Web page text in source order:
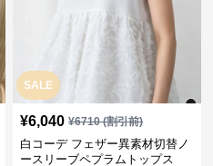
SALE
¥6,040 ¥6710(割引前)
白コーデ フェザー異素材切替ノ
ースリーブペプラムトップス